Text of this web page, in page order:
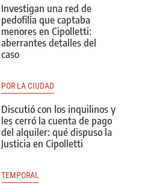
Investigan una red de
pedofilia que captaba
menores en Cipolletti:
aberrantes detalles del
caso
POR LA CIUDAD
Discutió con los inquilinos y
les cerró la cuenta de pago
del alquiler: qué dispuso la
Justicia en Cipolletti
TEMPORAL